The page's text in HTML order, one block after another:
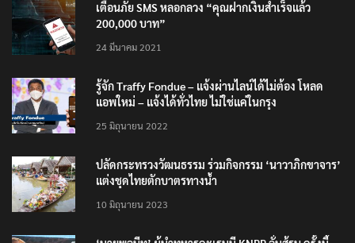
เตือนภัย SMS หลอกลวง “คุณฝากเงินสำเร็จแล้ว
200,000 บาท”
24 มีนาคม 2021
รู้จัก Traffy Fondue – แจ้งผ่านไลน์ได้ไม่ต้อง โหลด
แอพใหม่ – แจ้งได้ทั่วไทย ไม่ใช่แค่ในกรุง
25 มิถุนายน 2022
ปลัดกระทรวงวัฒนธรรม ร่วมกิจกรรม ‘นาวาภิกขาจาร’
แต่งชุดไทยตักบาตรทางน้ำ
10 มิถุนายน 2023